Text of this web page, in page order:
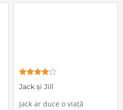
Jack și Jill
Jack ar duce o viață